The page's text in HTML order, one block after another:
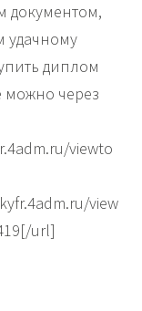
документом,
удачному
диплом
можно через
viewto
view
url]